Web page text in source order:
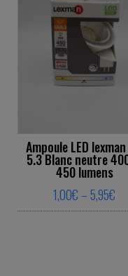
Ampoule LED lexman
5.3 Blanc neutre
450 lumens
1,00€ –5,95€
This